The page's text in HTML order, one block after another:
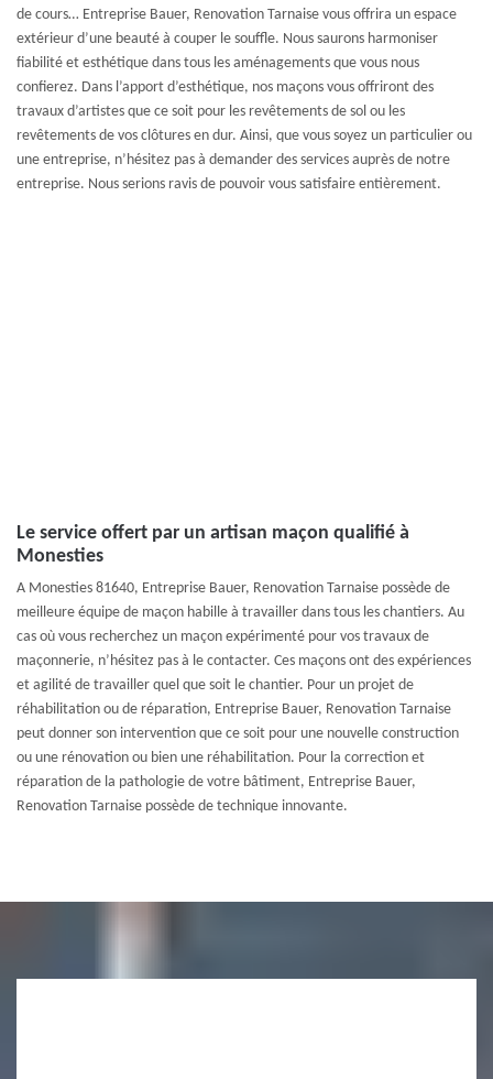
de cours… Entreprise Bauer, Renovation Tarnaise vous offrira un espace
extérieur d’une beauté à couper le souffle. Nous saurons harmoniser
fiabilité et esthétique dans tous les aménagements que vous nous
confierez. Dans l’apport d’esthétique, nos maçons vous offriront des
travaux d’artistes que ce soit pour les revêtements de sol ou les
revêtements de vos clôtures en dur. Ainsi, que vous soyez un particulier ou
une entreprise, n’hésitez pas à demander des services auprès de notre
entreprise. Nous serions ravis de pouvoir vous satisfaire entièrement.
Le service offert par un artisan maçon qualifié à
Monesties
A Monesties 81640, Entreprise Bauer, Renovation Tarnaise possède de
meilleure équipe de maçon habille à travailler dans tous les chantiers. Au
cas où vous recherchez un maçon expérimenté pour vos travaux de
maçonnerie, n’hésitez pas à le contacter. Ces maçons ont des expériences
et agilité de travailler quel que soit le chantier. Pour un projet de
réhabilitation ou de réparation, Entreprise Bauer, Renovation Tarnaise
peut donner son intervention que ce soit pour une nouvelle construction
ou une rénovation ou bien une réhabilitation. Pour la correction et
réparation de la pathologie de votre bâtiment, Entreprise Bauer,
Renovation Tarnaise possède de technique innovante.